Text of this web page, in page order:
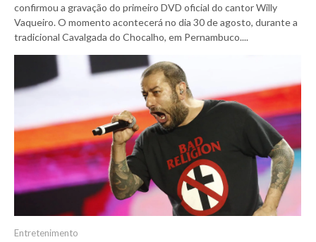
confirmou a gravação do primeiro DVD oficial do cantor Willy
Vaqueiro. O momento acontecerá no dia 30 de agosto, durante a
tradicional Cavalgada do Chocalho, em Pernambuco....
Entretenimento